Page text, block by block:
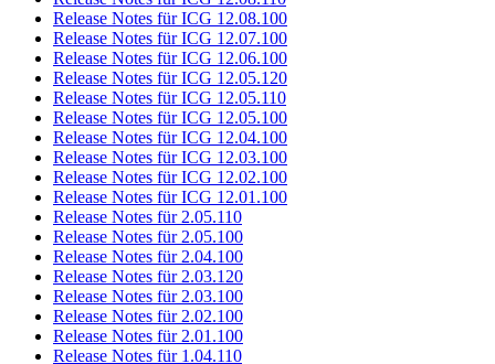
Release Notes für ICG 12.08.100
Release Notes für ICG 12.07.100
Release Notes für ICG 12.06.100
Release Notes für ICG 12.05.120
Release Notes für ICG 12.05.110
Release Notes für ICG 12.05.100
Release Notes für ICG 12.04.100
Release Notes für ICG 12.03.100
Release Notes für ICG 12.02.100
Release Notes für ICG 12.01.100
Release Notes für 2.05.110
Release Notes für 2.05.100
Release Notes für 2.04.100
Release Notes für 2.03.120
Release Notes für 2.03.100
Release Notes für 2.02.100
Release Notes für 2.01.100
Release Notes für 1.04.110